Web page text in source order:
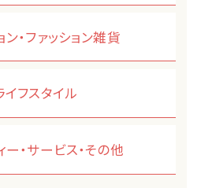
ン・ファッション雑貨
イフスタイル
ー・サービス・その他